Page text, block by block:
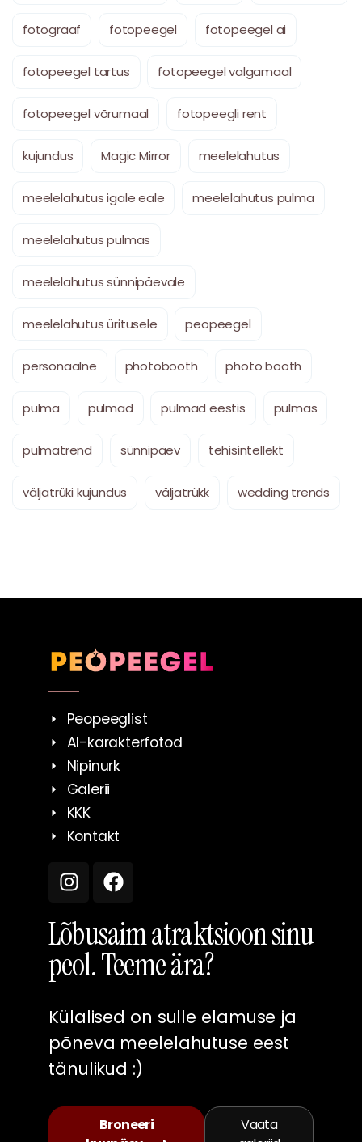
fotograaf fotopeegel fotopeegel ai
fotopeegel tartus fotopeegel valgamaal
fotopeegel võrumaal fotopeegli rent
kujundus Magic Mirror meelelahutus
meelelahutus igale eale meelelahutus pulma
meelelahutus pulmas
meelelahutus sünnipäevale
meelelahutus üritusele peopeegel
personaalne photobooth photo booth
pulma pulmad pulmad eestis pulmas
pulmatrend sünnipäev tehisintellekt
väljatrüki kujundus väljatrükk wedding trends
Peopeeglist
AI-karakterfotod
Nipinurk
Galerii
KKK
Kontakt
Lõbusaim atraktsioon sinu
peol. Teeme ära?
Külalised on sulle elamuse ja
põneva meelelahutuse eest
tänulikud :)
Broneeri
Vaata